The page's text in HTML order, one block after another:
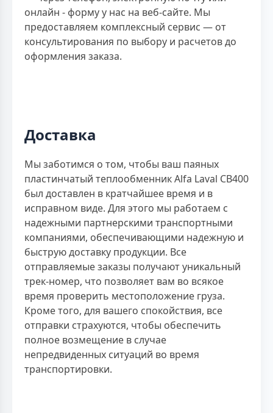
онлайн - форму у нас на веб-сайте. Мы
предоставляем комплексный сервис — от
консультирования по выбору и расчетов до
оформления заказа.
Доставка
Мы заботимся о том, чтобы ваш паяных
пластинчатый теплообменник Alfa Laval CB400
был доставлен в кратчайшее время и в
исправном виде. Для этого мы работаем с
надежными партнерскими транспортными
компаниями, обеспечивающими надежную и
быструю доставку продукции. Все
отправляемые заказы получают уникальный
трек-номер, что позволяет вам во всякое
время проверить местоположение груза.
Кроме того, для вашего спокойствия, все
отправки страхуются, чтобы обеспечить
полное возмещение в случае
непредвиденных ситуаций во время
транспортировки.